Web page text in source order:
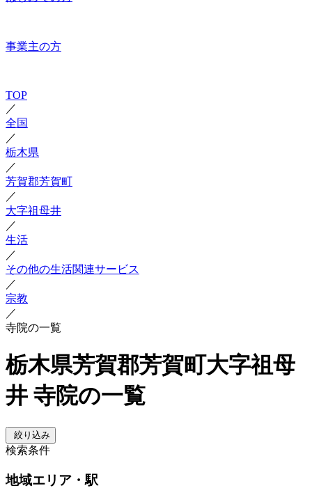
事業主の方
TOP
／
全国
／
栃木県
／
芳賀郡芳賀町
／
大字祖母井
／
生活
／
その他の生活関連サービス
／
宗教
／
寺院の一覧
栃木県芳賀郡芳賀町大字祖母
井 寺院の一覧
絞り込み
検索条件
地域エリア・駅